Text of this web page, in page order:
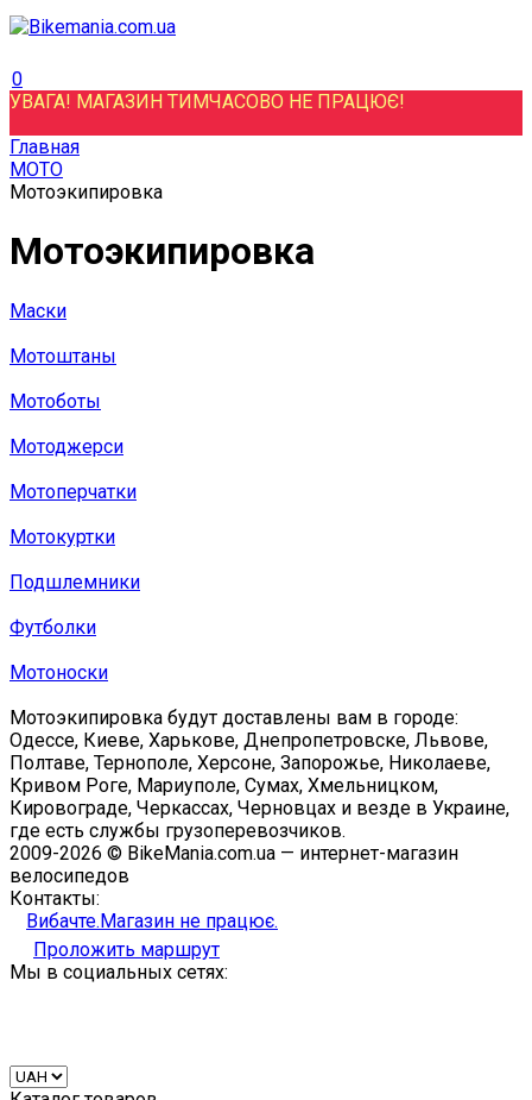
0
УВАГА! МАГАЗИН ТИМЧАСОВО НЕ ПРАЦЮЄ!
Главная
МОТО
Мотоэкипировка
Мотоэкипировка
Маски
Мотоштаны
Мотоботы
Мотоджерси
Мотоперчатки
Мотокуртки
Подшлемники
Футболки
Мотоноски
Мотоэкипировка будут доставлены вам в городе:
Одессе, Киеве, Харькове, Днепропетровске, Львове,
Полтаве, Тернополе, Херсоне, Запорожье, Николаеве,
Кривом Роге, Мариуполе, Сумах, Хмельницком,
Кировограде, Черкассах, Черновцах и везде в Украине,
где есть службы грузоперевозчиков.
2009-2026 © BikeMania.com.ua — интернет-магазин
велосипедов
Контакты:
Вибачте.Магазин не працює.
Проложить маршрут
Мы в социальных сетях: